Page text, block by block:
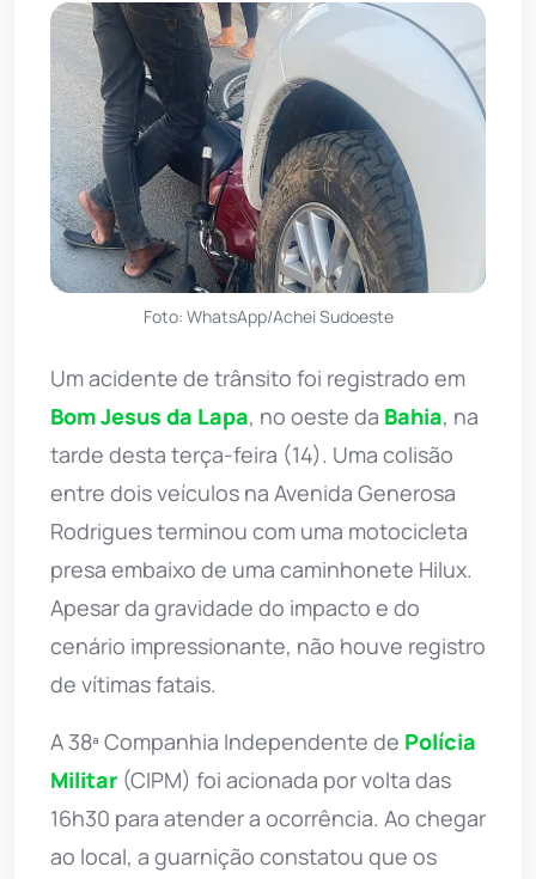
Foto: WhatsApp/Achei Sudoeste
Um acidente de trânsito foi registrado em
Bom Jesus da Lapa, no oeste da Bahia, na
tarde desta terça-feira (14). Uma colisão
entre dois veículos na Avenida Generosa
Rodrigues terminou com uma motocicleta
presa embaixo de uma caminhonete Hilux.
Apesar da gravidade do impacto e do
cenário impressionante, não houve registro
de vítimas fatais.
A 38ª Companhia Independente de Polícia
Militar (CIPM) foi acionada por volta das
16h30 para atender a ocorrência. Ao chegar
ao local, a guarnição constatou que os